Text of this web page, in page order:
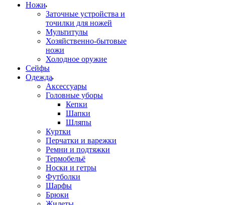
Ножи
Заточные устройства и
точилки для ножей
Мультитулы
Хозяйственно-бытовые
ножи
Холодное оружие
Сейфы
Одежда
Аксессуары
Головные уборы
Кепки
Шапки
Шляпы
Куртки
Перчатки и варежки
Ремни и подтяжки
Термобельё
Носки и гетры
Футболки
Шарфы
Брюки